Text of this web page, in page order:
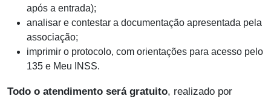
após a entrada);
analisar e contestar a documentação apresentada pela
associação;
imprimir o protocolo, com orientações para acesso pelo
135 e Meu INSS.
Todo o atendimento será gratuito, realizado por